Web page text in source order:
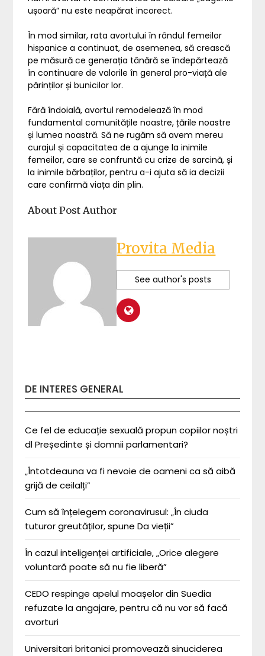
ușoară” nu este neapărat incorect.
În mod similar, rata avortului în rândul femeilor
hispanice a continuat, de asemenea, să crească
pe măsură ce generația tânără se îndepărtează
în continuare de valorile în general pro-viață ale
părinților și bunicilor lor.
Fără îndoială, avortul remodelează în mod
fundamental comunitățile noastre, țările noastre
și lumea noastră. Să ne rugăm să avem mereu
curajul și capacitatea de a ajunge la inimile
femeilor, care se confruntă cu crize de sarcină, și
la inimile bărbaților, pentru a-i ajuta să ia decizii
care confirmă viața din plin.
About Post Author
Provita Media
See author's posts
DE INTERES GENERAL
Ce fel de educație sexuală propun copiilor noștri
dl Președinte și domnii parlamentari?
„Întotdeauna va fi nevoie de oameni ca să aibă
grijă de ceilalți”
Cum să înțelegem coronavirusul: „În ciuda
tuturor greutăților, spune Da vieții”
În cazul inteligenței artificiale, „Orice alegere
voluntară poate să nu fie liberă”
CEDO respinge apelul moașelor din Suedia
refuzate la angajare, pentru că nu vor să facă
avorturi
Universitari britanici promovează sinuciderea